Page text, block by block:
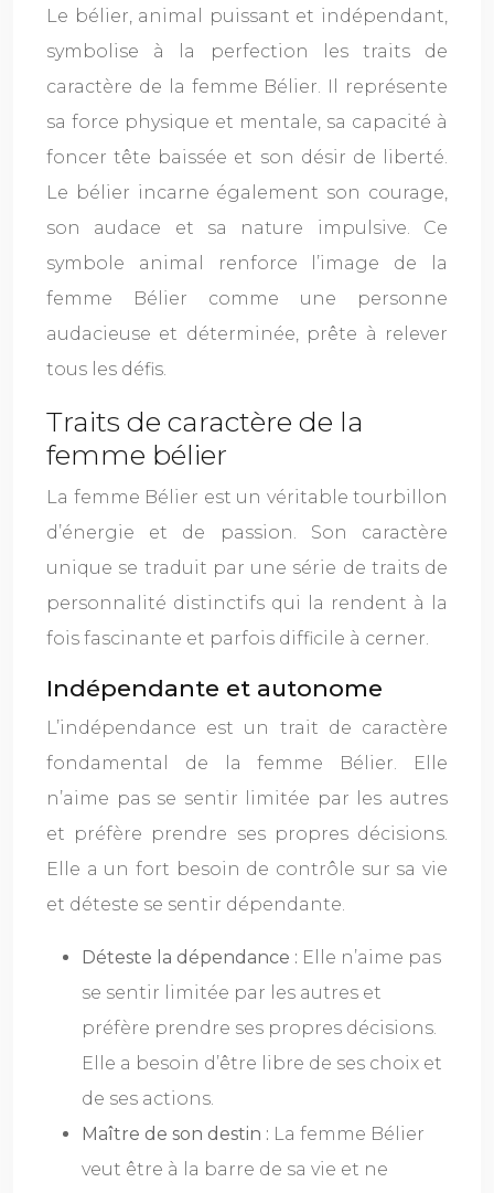
Le bélier, animal puissant et indépendant,
symbolise à la perfection les traits de
caractère de la femme Bélier. Il représente
sa force physique et mentale, sa capacité à
foncer tête baissée et son désir de liberté.
Le bélier incarne également son courage,
son audace et sa nature impulsive. Ce
symbole animal renforce l’image de la
femme Bélier comme une personne
audacieuse et déterminée, prête à relever
tous les défis.
Traits de caractère de la
femme bélier
La femme Bélier est un véritable tourbillon
d’énergie et de passion. Son caractère
unique se traduit par une série de traits de
personnalité distinctifs qui la rendent à la
fois fascinante et parfois difficile à cerner.
Indépendante et autonome
L’indépendance est un trait de caractère
fondamental de la femme Bélier. Elle
n’aime pas se sentir limitée par les autres
et préfère prendre ses propres décisions.
Elle a un fort besoin de contrôle sur sa vie
et déteste se sentir dépendante.
Déteste la dépendance : Elle n’aime pas
se sentir limitée par les autres et
préfère prendre ses propres décisions.
Elle a besoin d’être libre de ses choix et
de ses actions.
Maître de son destin : La femme Bélier
veut être à la barre de sa vie et ne